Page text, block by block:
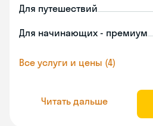
Для путешествий
Для начинающих - премиум
Все услуги и цены (4)
Читать дальше